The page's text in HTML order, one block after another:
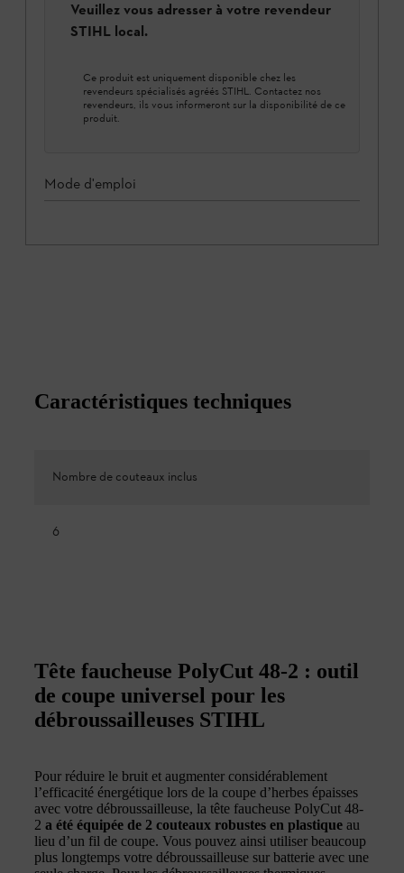
Veuillez vous adresser à votre revendeur
STIHL local.
Ce produit est uniquement disponible chez les
revendeurs spécialisés agréés STIHL. Contactez nos
revendeurs, ils vous informeront sur la disponibilité de ce
produit.
Mode d'emploi
Caractéristiques techniques
Nombre de couteaux inclus
6
Tête faucheuse PolyCut 48-2 : outil
de coupe universel pour les
débroussailleuses STIHL
Pour réduire le bruit et augmenter considérablement
l’efficacité énergétique lors de la coupe d’herbes épaisses
avec votre débroussailleuse, la tête faucheuse PolyCut 48-
2 a été équipée de 2 couteaux robustes en plastique au
lieu d’un fil de coupe. Vous pouvez ainsi utiliser beaucoup
plus longtemps votre débroussailleuse sur batterie avec une